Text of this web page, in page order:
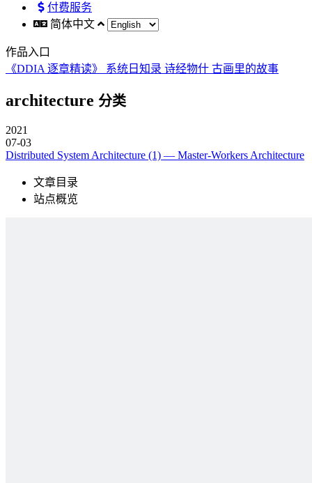
付费服务
简体中文
作品入口
《DDIA 逐章精读》 系统日知录 诗经物什 古画里的故事
architecture 分类
2021
07-03
Distributed System Architecture (1) — Master-Workers Architecture
文章目录
站点概览